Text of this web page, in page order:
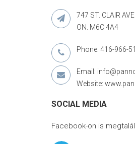
747 ST. CLAIR
ON. M6C 4A4
Phone: 416-966-
Email:
Website:
SOCIAL MEDIA
Facebook-on is